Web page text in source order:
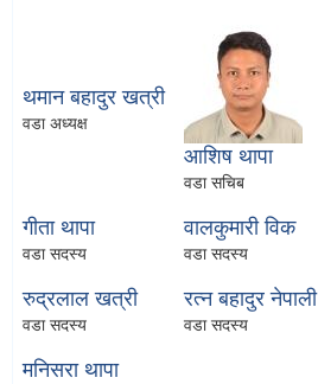
थमान बहादुर खत्री
वडा अध्यक्ष
आशिष थापा
वडा सचिब
गीता थापा
वडा सदस्य
वालकुमारी विक
वडा सदस्य
रुद्रलाल खत्री
वडा सदस्य
रत्न बहादुर नेपाली
वडा सदस्य
मनिसरा थापा